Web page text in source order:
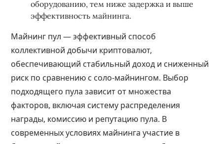
оборудованию, тем ниже задержка и выше
эффективность майнинга.
Майнинг пул — эффективный способ
коллективной добычи криптовалют,
обеспечивающий стабильный доход и сниженный
риск по сравнению с соло-майнингом. Выбор
подходящего пула зависит от множества
факторов, включая систему распределения
награды, комиссию и репутацию пула. В
современных условиях майнинга участие в